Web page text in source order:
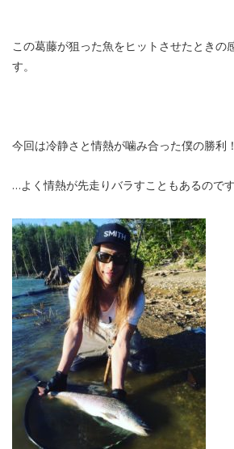
この葛藤が狙った魚をヒットさせたときの
す。
今回は冷静さと情熱が噛み合った僕の勝利！
…よく情熱が先走りバラすこともあるので